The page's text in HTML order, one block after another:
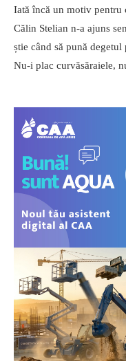
Iată încă un motiv pentru
Călin Stelian n-a ajuns
știe când să pună
Nu-i plac curvăsăraiele,